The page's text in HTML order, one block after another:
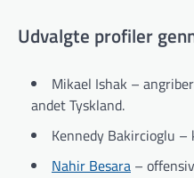
Udvalgte profiler
Mikael Ishak –
andet Tyskland.
Kennedy Bakircioglu
Nahir Besara –